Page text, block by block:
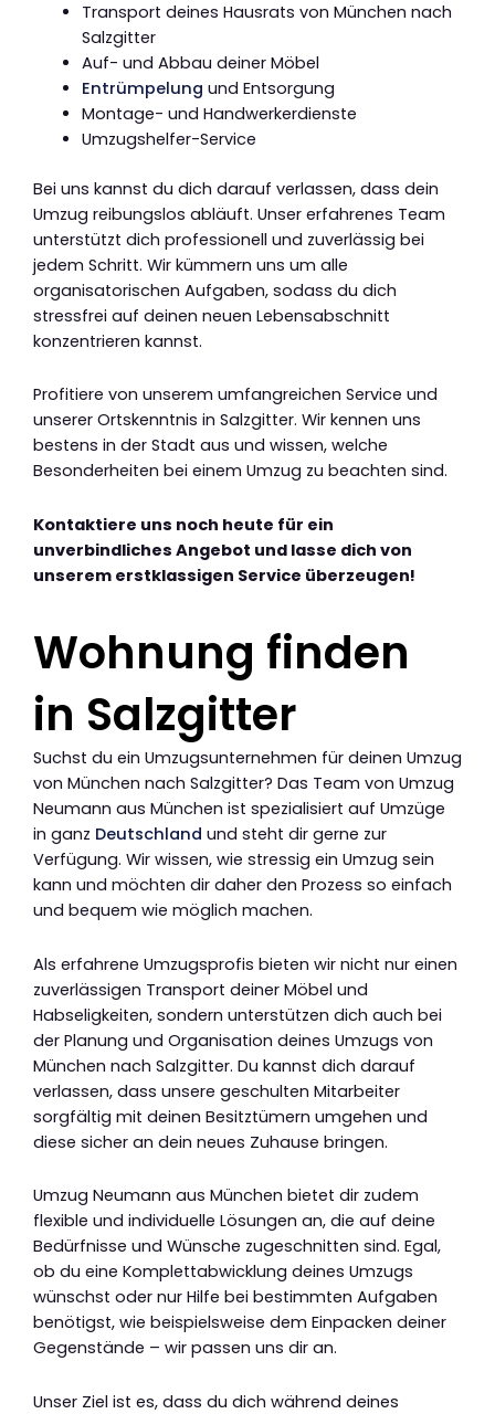
Transport deines Hausrats von München nach
Salzgitter
Auf- und Abbau deiner Möbel
Entrümpelung und Entsorgung
Montage- und Handwerkerdienste
Umzugshelfer-Service
Bei uns kannst du dich darauf verlassen, dass dein
Umzug reibungslos abläuft. Unser erfahrenes Team
unterstützt dich professionell und zuverlässig bei
jedem Schritt. Wir kümmern uns um alle
organisatorischen Aufgaben, sodass du dich
stressfrei auf deinen neuen Lebensabschnitt
konzentrieren kannst.
Profitiere von unserem umfangreichen Service und
unserer Ortskenntnis in Salzgitter. Wir kennen uns
bestens in der Stadt aus und wissen, welche
Besonderheiten bei einem Umzug zu beachten sind.
Kontaktiere uns noch heute für ein
unverbindliches Angebot und lasse dich von
unserem erstklassigen Service überzeugen!
Wohnung finden
in Salzgitter
Suchst du ein Umzugsunternehmen für deinen Umzug
von München nach Salzgitter? Das Team von Umzug
Neumann aus München ist spezialisiert auf Umzüge
in ganz Deutschland und steht dir gerne zur
Verfügung. Wir wissen, wie stressig ein Umzug sein
kann und möchten dir daher den Prozess so einfach
und bequem wie möglich machen.
Als erfahrene Umzugsprofis bieten wir nicht nur einen
zuverlässigen Transport deiner Möbel und
Habseligkeiten, sondern unterstützen dich auch bei
der Planung und Organisation deines Umzugs von
München nach Salzgitter. Du kannst dich darauf
verlassen, dass unsere geschulten Mitarbeiter
sorgfältig mit deinen Besitztümern umgehen und
diese sicher an dein neues Zuhause bringen.
Umzug Neumann aus München bietet dir zudem
flexible und individuelle Lösungen an, die auf deine
Bedürfnisse und Wünsche zugeschnitten sind. Egal,
ob du eine Komplettabwicklung deines Umzugs
wünschst oder nur Hilfe bei bestimmten Aufgaben
benötigst, wie beispielsweise dem Einpacken deiner
Gegenstände – wir passen uns dir an.
Unser Ziel ist es, dass du dich während deines